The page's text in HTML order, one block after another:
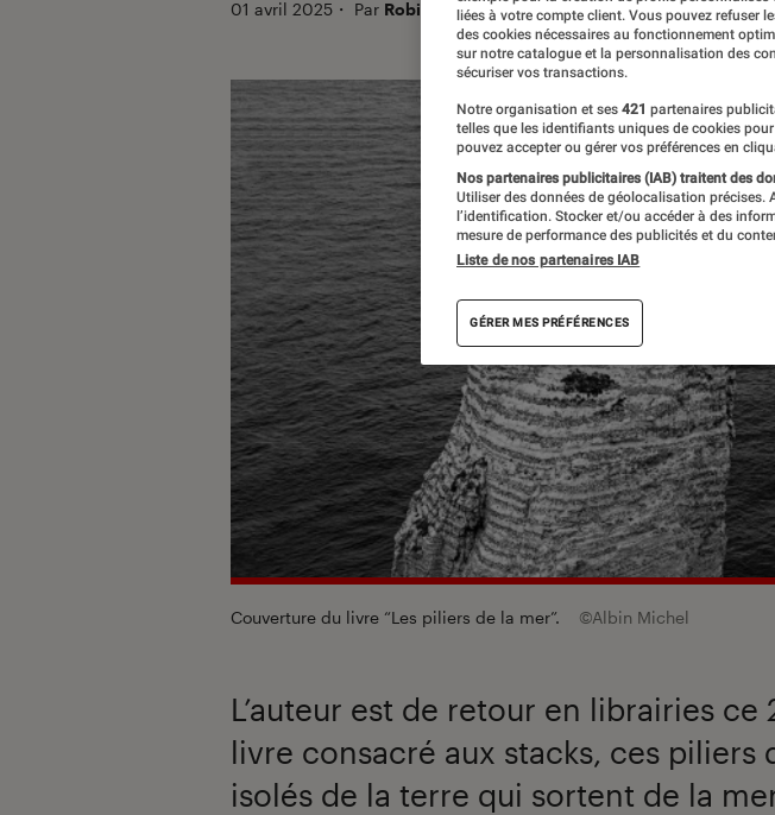
01 avril 2025 ・ Par Robin Negre
Couverture du livre “Les piliers de la mer”. ©Albin Michel
L’auteur est de retour en librairies ce
livre consacré aux stacks, ces piliers
isolés de la terre qui sortent de la
liées à votre compte client. Vous pouvez refuser
des cookies nécessaires au fonctionnement
sur notre catalogue et la personnalisation des
sécuriser vos transactions.
Notre organisation et ses 421 partenaires
telles que les identifiants uniques de cookies
pouvez accepter ou gérer vos préférences en
Nos partenaires publicitaires (IAB) traitent des
Utiliser des données de géolocalisation précises.
l’identification. Stocker et/ou accéder à des
mesure de performance des publicités et du
Liste de nos partenaires IAB
GÉRER MES PRÉFÉRENCES